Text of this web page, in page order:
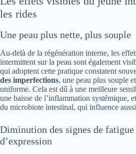
les rides
Une peau plus nette, plus souple
Au-delà de la régénération interne, les
intermittent sur la peau sont également
qui adoptent cette pratique constatent
des imperfections, une peau plus souple
uniforme. Cela est dû à une meilleure
une baisse de l’inflammation systémique,
du microbiote intestinal, qui influence aussi
Diminution des signes de fatigue
d’expression